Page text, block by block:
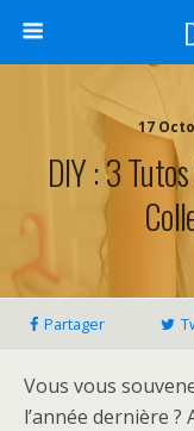
17
DIY : 3
Partager
Vous vous
l’année dernière ?